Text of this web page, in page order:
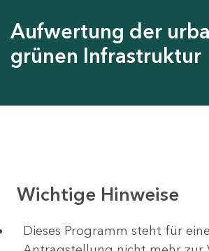
Aufwertung der
grünen Infrastruktur
Wichtige Hinweise
Dieses Programm steht für eine